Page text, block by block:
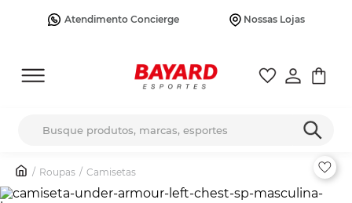
Atendimento Concierge Nossas Lojas
Roupas Camisetas